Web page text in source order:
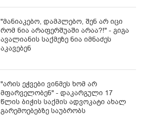
"მანიაკებო, დამპლებო, შენ არ იცი
რომ ნია არაფერშუაში არაა?!" - გიგა
ავალიანის საქმეზე ნია იმნაძეს
აკავებენ
"არის ეჭვები ვინმეს ხომ არ
მფარველობენ" - დაკარგული 17
წლის ბიჭის საქმის ადვოკატი ახალ
გარემოებებზე საუბრობს